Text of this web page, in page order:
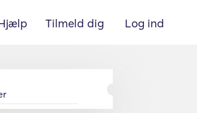
Tilmeld dig Log ind